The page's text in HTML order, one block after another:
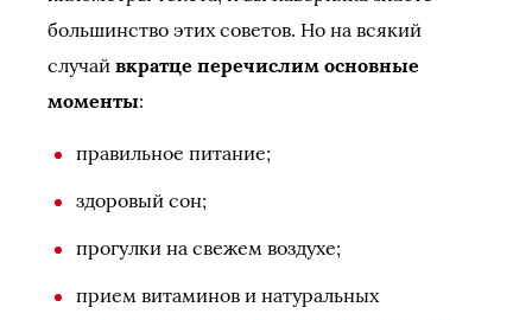
большинство этих советов. Но на всякий
случай вкратце перечислим основные
моменты:
правильное питание;
здоровый сон;
прогулки на свежем воздухе;
прием витаминов и натуральных